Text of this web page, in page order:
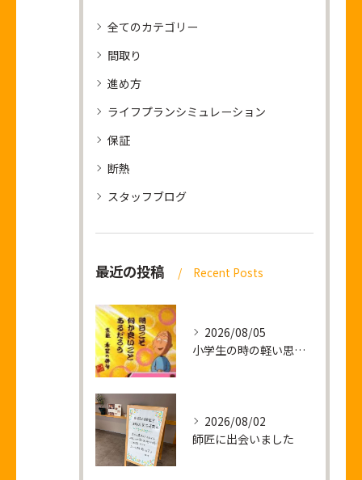
全てのカテゴリー
間取り
進め方
ライフプランシミュレーション
保証
断熱
スタッフブログ
最近の投稿 Recent Posts
2026/08/05
小学生の時の軽い思い出話し
2026/08/02
師匠に出会いました